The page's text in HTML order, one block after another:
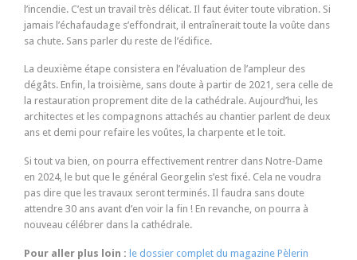
l’incendie. C’est un travail très délicat. Il faut éviter toute vibration. Si
jamais l’échafaudage s’effondrait, il entraînerait toute la voûte dans
sa chute. Sans parler du reste de l’édifice.
La deuxième étape consistera en l’évaluation de l’ampleur des
dégâts. Enfin, la troisième, sans doute à partir de 2021, sera celle de
la restauration proprement dite de la cathédrale. Aujourd’hui, les
architectes et les compagnons attachés au chantier parlent de deux
ans et demi pour refaire les voûtes, la charpente et le toit.
Si tout va bien, on pourra effectivement rentrer dans Notre-Dame
en 2024, le but que le général Georgelin s’est fixé. Cela ne voudra
pas dire que les travaux seront terminés. Il faudra sans doute
attendre 30 ans avant d’en voir la fin ! En revanche, on pourra à
nouveau célébrer dans la cathédrale.
Pour aller plus loin : le dossier complet du magazine Pèlerin